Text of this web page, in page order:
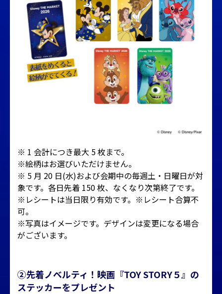
※ 1 会計につき最大 5 枚まで。
※絵柄はお選びいただけません。
※ 5 月 20 日(水)および会期中の毎週土・日曜日が対
象です。各日先着 150 枚、なくなり次第終了です。
※レシートは当日限り有効です。※レシート合算不
可。
※写真はイメージです。デザインは変更になる場合
がございます。
②先着ノベルティ！映画『TOY STORY５』の
ステッカーをプレゼント